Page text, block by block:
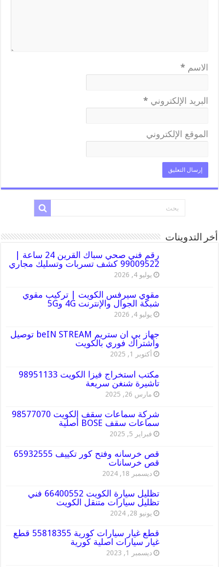
الاسم *
البريد الإلكتروني *
الموقع الإلكتروني
أخر التدوينات
رقم فني صحي سباك القرين 24 ساعة |
99009522 كشف تسربات وتسليك مجاري
يوليو 4, 2026
مقوي سيرفس الكويت | تركيب مقوي
شبكة الجوال والإنترنت 4G و5G
يوليو 4, 2026
جهاز بي ان ستريم beIN STREAM توصيل
واشتراك فوري بالكويت
أكتوبر 1, 2025
مكتب استخراج فيزا الكويت 98951133
تاشيرة شنغن سريعة
مارس 26, 2025
شركة سماعات سقف الكويت 98577070
سماعات سقف BOSE أصلية
فبراير 5, 2025
قص خرسانه وفتح كور تكييف 65932555
قص خرسانات
ديسمبر 18, 2024
تظليل سيارة الكويت 66400552 فني
تظليل سيارات متنقل الكويت
يونيو 28, 2024
قطع غيار سيارات كورية 55818355 قطع
غيار سيارات اصلية كورية
ديسمبر 1, 2023